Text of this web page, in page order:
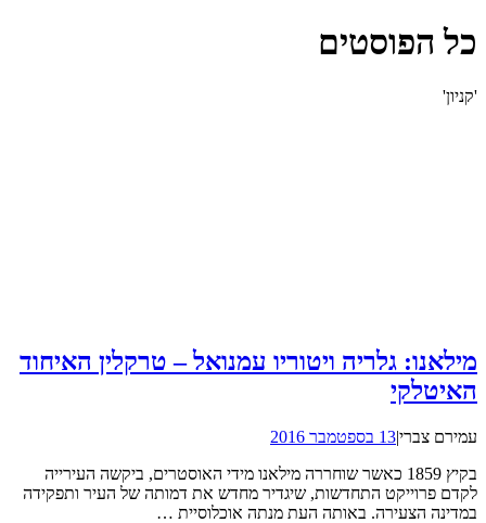
כל הפוסטים
'קניון'
מילאנו: גלריה ויטוריו עמנואל – טרקלין האיחוד
האיטלקי
עמירם צברי|13 בספטמבר 2016
בקיץ 1859 כאשר שוחררה מילאנו מידי האוסטרים, ביקשה העירייה
לקדם פרוייקט התחדשות, שיגדיר מחדש את דמותה של העיר ותפקידה
במדינה הצעירה. באותה העת מנתה אוכלוסיית …